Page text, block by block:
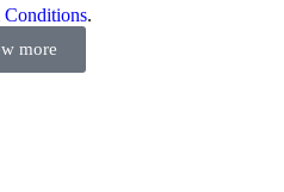
Conditions.
more